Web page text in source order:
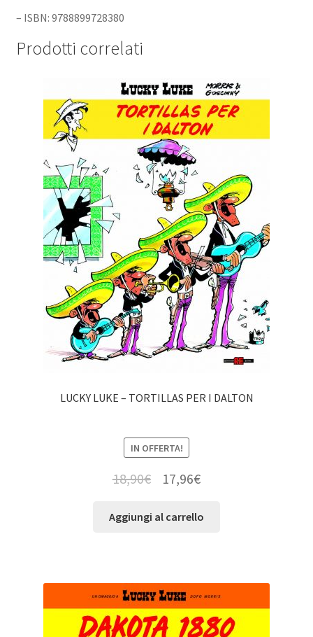
– ISBN: 9788899728380
Prodotti correlati
LUCKY LUKE – TORTILLAS PER I DALTON
IN OFFERTA!
18,90€ 17,96€
Aggiungi al carrello